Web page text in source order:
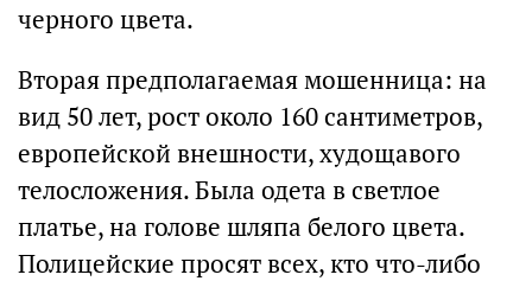
черного цвета.
Вторая предполагаемая мошенница: на
вид 50 лет, рост около 160 сантиметров,
европейской внешности, худощавого
телосложения. Была одета в светлое
платье, на голове шляпа белого цвета.
Полицейские просят всех, кто что-либо